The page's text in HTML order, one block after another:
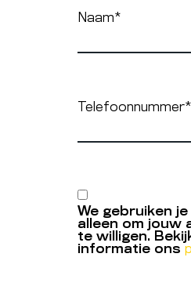
Naam*
Telefoonnummer*
We gebruiken
alleen om jouw
te willigen.
informatie ons